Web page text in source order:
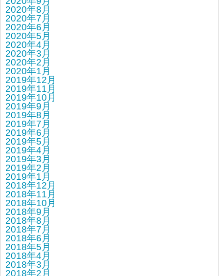
2020年8月
2020年7月
2020年6月
2020年5月
2020年4月
2020年3月
2020年2月
2020年1月
2019年12月
2019年11月
2019年10月
2019年9月
2019年8月
2019年7月
2019年6月
2019年5月
2019年4月
2019年3月
2019年2月
2019年1月
2018年12月
2018年11月
2018年10月
2018年9月
2018年8月
2018年7月
2018年6月
2018年5月
2018年4月
2018年3月
2018年2月